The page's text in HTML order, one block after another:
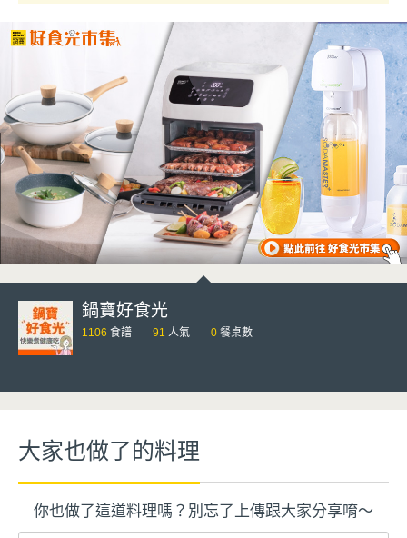
鍋寶好食光
1106 食譜 91 人氣 0 餐桌數
大家也做了的料理
你也做了這道料理嗎？別忘了上傳跟大家分享唷～